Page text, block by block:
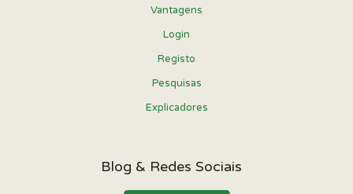
Vantagens
Login
Registo
Pesquisas
Explicadores
Blog & Redes Sociais